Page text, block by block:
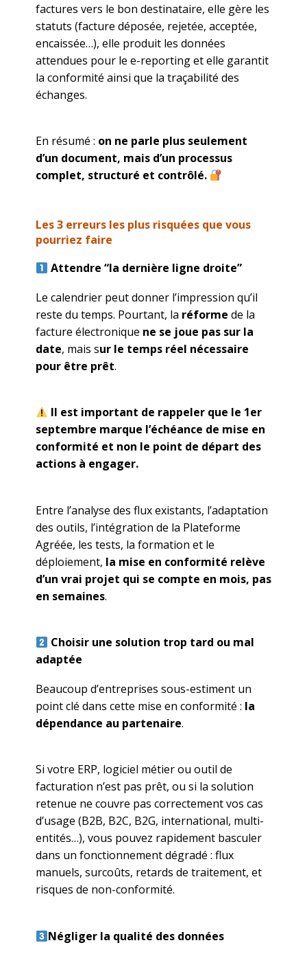
factures vers le bon destinataire, elle gère les
statuts (facture déposée, rejetée, acceptée,
encaissée…), elle produit les données
attendues pour le e-reporting et elle garantit
la conformité ainsi que la traçabilité des
échanges.
En résumé : on ne parle plus seulement
d’un document, mais d’un processus
complet, structuré et contrôlé.
Les 3 erreurs les plus risquées que vous
pourriez faire
Attendre “la dernière ligne droite”
Le calendrier peut donner l’impression qu’il
reste du temps. Pourtant, la réforme de la
facture électronique ne se joue pas sur la
date, mais sur le temps réel nécessaire
pour être prêt.
Il est important de rappeler que le 1er
septembre marque l’échéance de mise en
conformité et non le point de départ des
actions à engager.
Entre l’analyse des flux existants, l’adaptation
des outils, l’intégration de la Plateforme
Agréée, les tests, la formation et le
déploiement, la mise en conformité relève
d’un vrai projet qui se compte en mois, pas
en semaines.
Choisir une solution trop tard ou mal
adaptée
Beaucoup d’entreprises sous-estiment un
point clé dans cette mise en conformité : la
dépendance au partenaire.
Si votre ERP, logiciel métier ou outil de
facturation n’est pas prêt, ou si la solution
retenue ne couvre pas correctement vos cas
d’usage (B2B, B2C, B2G, international, multi-
entités…), vous pouvez rapidement basculer
dans un fonctionnement dégradé : flux
manuels, surcoûts, retards de traitement, et
risques de non-conformité.
Négliger la qualité des données